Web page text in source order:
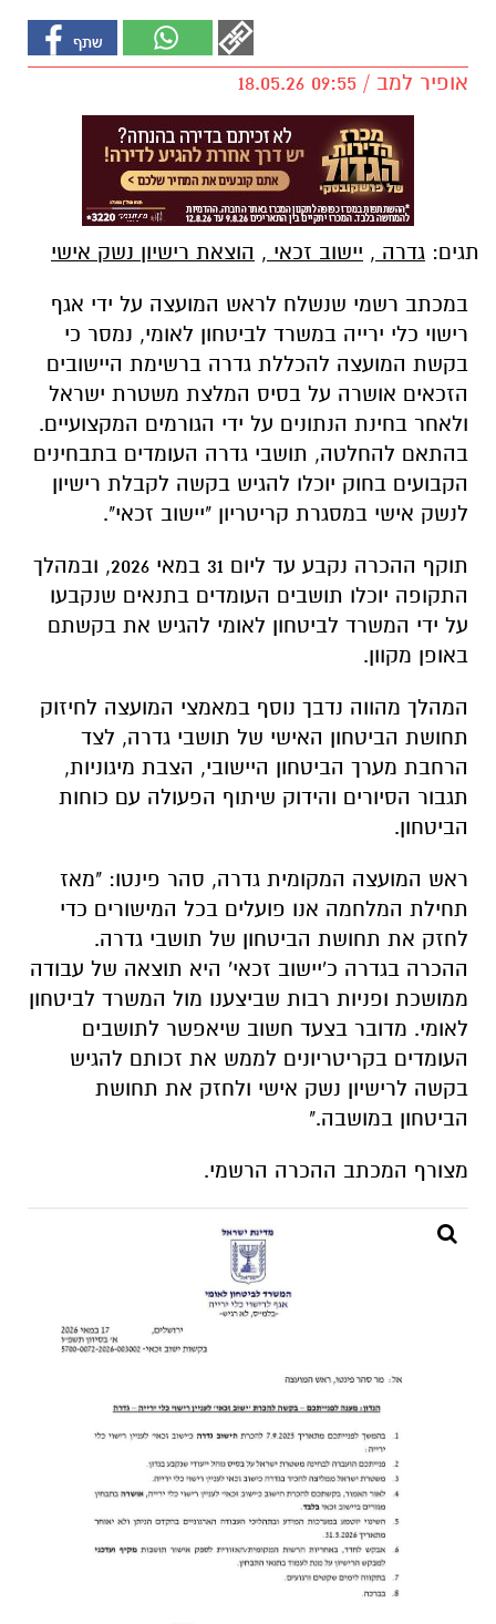
אופיר למב / 09:55 18.05.26
תגים: גדרה , יישוב זכאי , הוצאת רישיון נשק אישי
במכתב רשמי שנשלח לראש המועצה על ידי אגף
רישוי כלי ירייה במשרד לביטחון לאומי, נמסר כי
בקשת המועצה להכללת גדרה ברשימת היישובים
הזכאים אושרה על בסיס המלצת משטרת ישראל
ולאחר בחינת הנתונים על ידי הגורמים המקצועיים.
בהתאם להחלטה, תושבי גדרה העומדים בתבחינים
הקבועים בחוק יוכלו להגיש בקשה לקבלת רישיון
לנשק אישי במסגרת קריטריון "יישוב זכאי".
תוקף ההכרה נקבע עד ליום 31 במאי 2026, ובמהלך
התקופה יוכלו תושבים העומדים בתנאים שנקבעו
על ידי המשרד לביטחון לאומי להגיש את בקשתם
באופן מקוון.
המהלך מהווה נדבך נוסף במאמצי המועצה לחיזוק
תחושת הביטחון האישי של תושבי גדרה, לצד
הרחבת מערך הביטחון היישובי, הצבת מיגוניות,
תגבור הסיורים והידוק שיתוף הפעולה עם כוחות
הביטחון.
ראש המועצה המקומית גדרה, סהר פינטו: "מאז
תחילת המלחמה אנו פועלים בכל המישורים כדי
לחזק את תחושת הביטחון של תושבי גדרה.
ההכרה בגדרה כ'יישוב זכאי' היא תוצאה של עבודה
ממושכת ופניות רבות שביצענו מול המשרד לביטחון
לאומי. מדובר בצעד חשוב שיאפשר לתושבים
העומדים בקריטריונים לממש את זכותם להגיש
בקשה לרישיון נשק אישי ולחזק את תחושת
הביטחון במושבה."
מצורף המכתב ההכרה הרשמי.